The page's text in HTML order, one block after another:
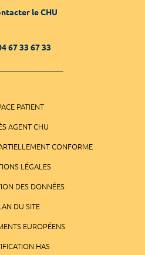
le CHU
67 33 67 33
PATIENT
AGENT CHU
CONFORME
LÉGALES
DES DONNÉES
DU SITE
EUROPÉENS
HAS